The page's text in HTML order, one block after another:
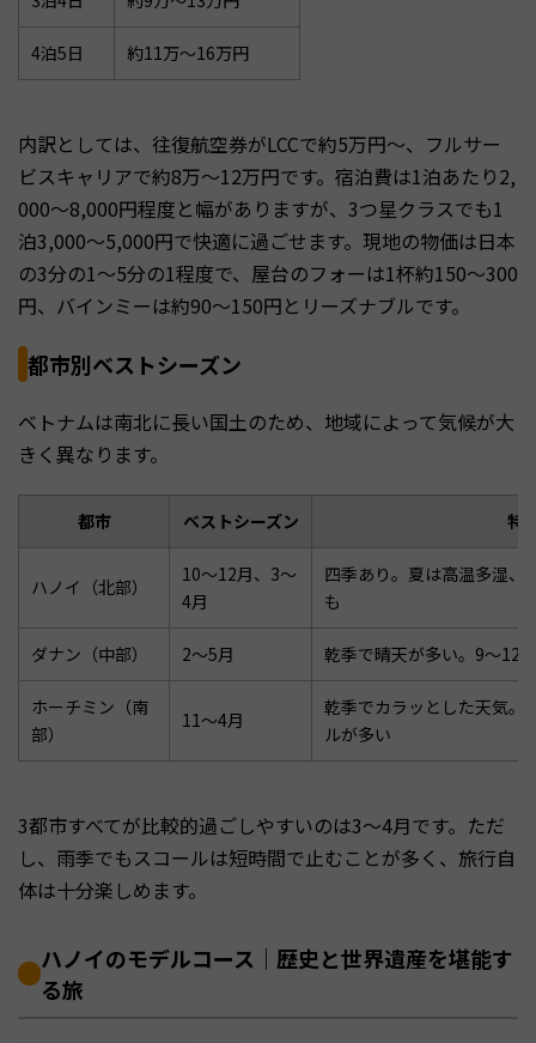
4泊5日 約11万〜16万円
内訳としては、往復航空券がLCCで約5万円〜、フルサー
ビスキャリアで約8万〜12万円です。宿泊費は1泊あたり2,
000〜8,000円程度と幅がありますが、3つ星クラスでも1
泊3,000〜5,000円で快適に過ごせます。現地の物価は日本
の3分の1〜5分の1程度で、屋台のフォーは1杯約150〜300
円、バインミーは約90〜150円とリーズナブルです。
都市別ベストシーズン
ベトナムは南北に長い国土のため、地域によって気候が大
きく異なります。
都市 ベストシーズン 特
ハノイ（北部）
10〜12月、3〜
4月
四季あり。夏は高温多湿
も
ダナン（中部） 2〜5月 乾季で晴天が多い。9〜12
ホーチミン（南
部）
11〜4月
乾季でカラッとした天気。
ルが多い
3都市すべてが比較的過ごしやすいのは3〜4月です。ただ
し、雨季でもスコールは短時間で止むことが多く、旅行自
体は十分楽しめます。
ハノイのモデルコース｜歴史と世界遺産を堪能す
る旅